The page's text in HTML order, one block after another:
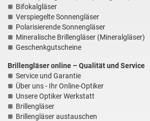
Sehr positive Erfahrung.
Der Ablauf war denkbar
unkompliziert und schnell.
Die Gläser für die
Sonnenbrille entsprec…
Bifokalgläser
Verspiegelte Sonnengläser
Polarisierende Sonnengläser
Mineralische Brillengläser (Mineralgläser)
Geschenkgutscheine
Brillengläser online – Qualität und Service
Service und Garantie
Über uns - Ihr Online-Optiker
Unsere Optiker Werkstatt
Brillengläser
Brillengläser austauschen